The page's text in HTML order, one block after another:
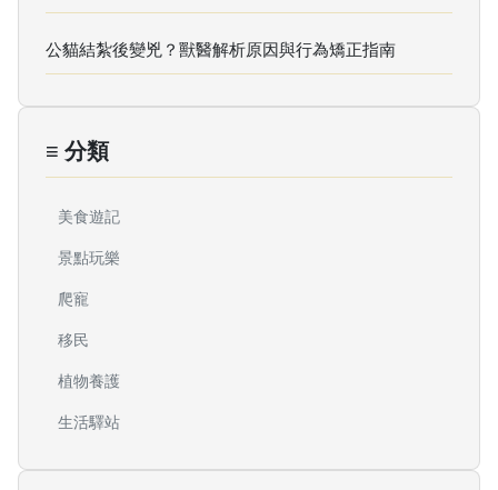
公貓結紮後變兇？獸醫解析原因與行為矯正指南
≡ 分類
美食遊記
景點玩樂
爬寵
移民
植物養護
生活驛站